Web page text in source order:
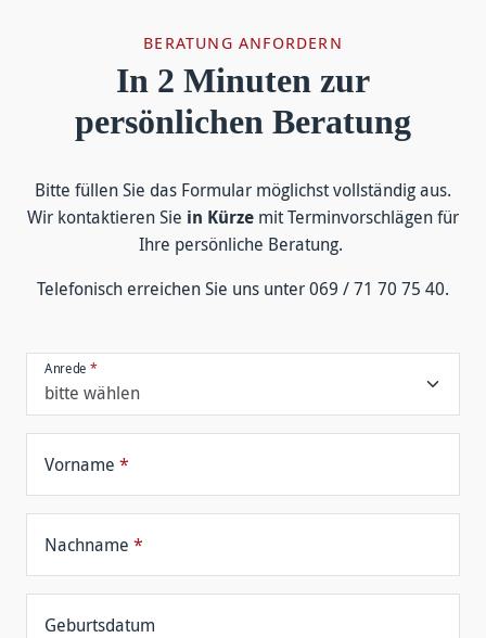
BERATUNG ANFORDERN
In 2 Minuten zur
persönlichen Beratung
Bitte füllen Sie das For­mular mög­lichst voll­ständig aus.
Wir kontakt­ieren Sie in Kürze mit Termin­vor­schlägen für
Ihre persön­liche Be­ratung.
Tele­fonisch er­reichen Sie uns unter 069 / 71 70 75 40.
Anrede*
Vorname *
Nachname *
Geburtsdatum